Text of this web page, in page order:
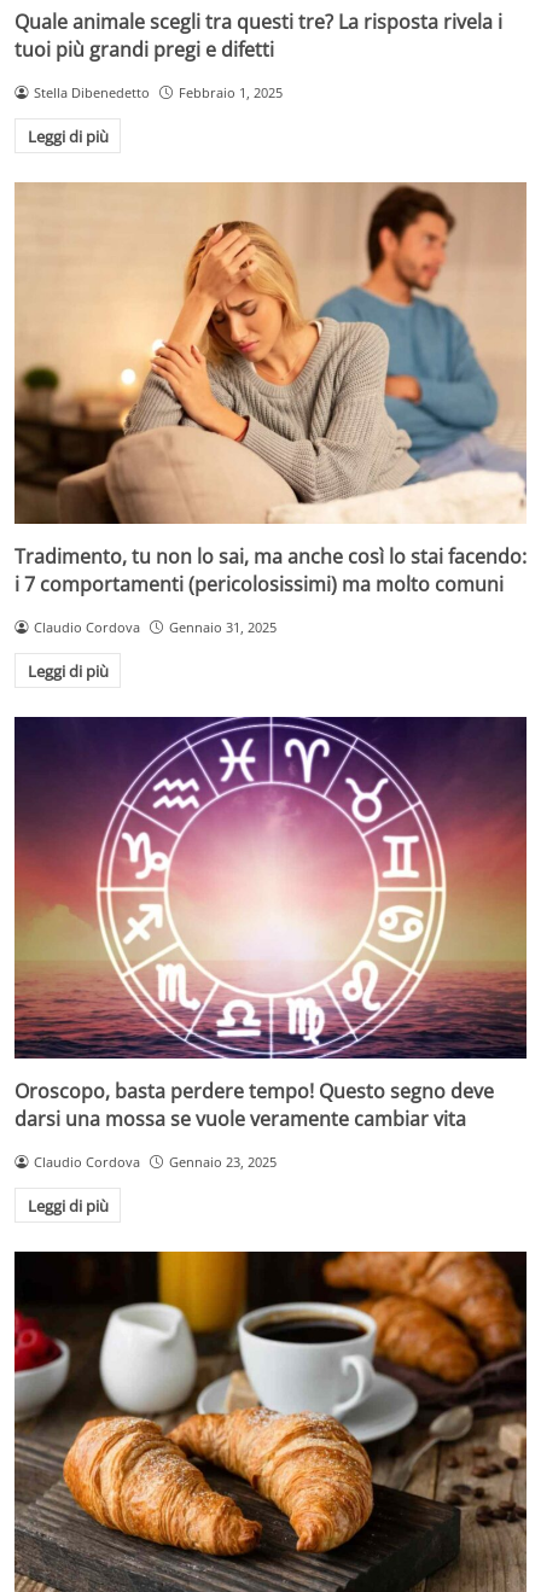
Quale animale scegli tra questi tre? La risposta rivela i
tuoi più grandi pregi e difetti
Stella Dibenedetto Febbraio 1, 2025
Leggi di più
Tradimento, tu non lo sai, ma anche così lo stai facendo:
i 7 comportamenti (pericolosissimi) ma molto comuni
Claudio Cordova Gennaio 31, 2025
Leggi di più
Oroscopo, basta perdere tempo! Questo segno deve
darsi una mossa se vuole veramente cambiar vita
Claudio Cordova Gennaio 23, 2025
Leggi di più